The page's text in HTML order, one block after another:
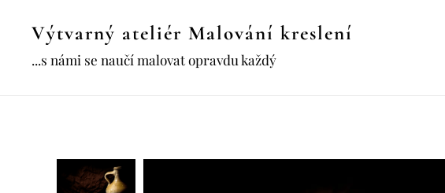
Výtvarný ateliér Malování kreslení
...s námi se naučí malovat opravdu každý